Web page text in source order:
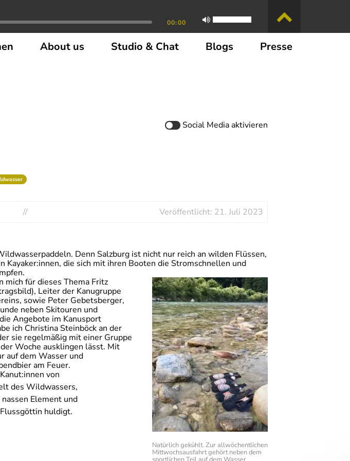
00:00
About us Studio & Chat Blogs Presse
Social Mediaaktivieren
// Veröffentlicht: 21. Juli 2023
Denn Salzburg ist nicht nur reich an wilden Flüssen,
Kayaker:innen, die sich mit ihren Booten die Stromschnellen und
Natürlich gekühlt. Zur allwöchentlichen
Mittwochsausfahrt gehört neben dem
mich für dieses Thema Fritz
Leiter der Kanugruppe
sowie Peter Gebetsberger,
neben Skitouren und
Angebote im Kanusport
ich Christina Steinböck an der
sie regelmäßig mit einer Gruppe
Woche ausklingen lässt. Mit
auf dem Wasser und
am Feuer.
von
des Wildwassers,
Element und
huldigt.